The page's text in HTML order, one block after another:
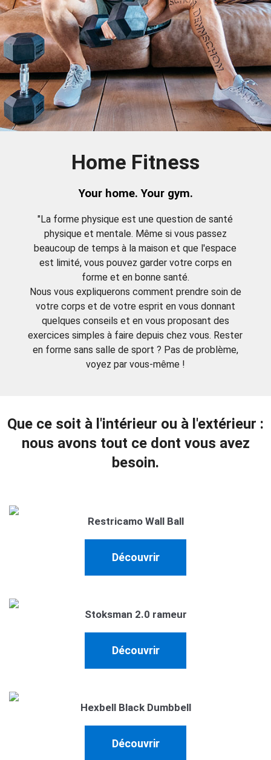
Home Fitness
Your home. Your gym.
"La forme physique est une question de santé
physique et mentale. Même si vous passez
beaucoup de temps à la maison et que l'espace
est limité, vous pouvez garder votre corps en
forme et en bonne santé.
Nous vous expliquerons comment prendre soin de
votre corps et de votre esprit en vous donnant
quelques conseils et en vous proposant des
exercices simples à faire depuis chez vous. Rester
en forme sans salle de sport ? Pas de problème,
voyez par vous-même !
Que ce soit à l'intérieur ou à l'extérieur :
nous avons tout ce dont vous avez
besoin.
Restricamo Wall Ball
Découvrir
Stoksman 2.0 rameur
Découvrir
Hexbell Black Dumbbell
Découvrir